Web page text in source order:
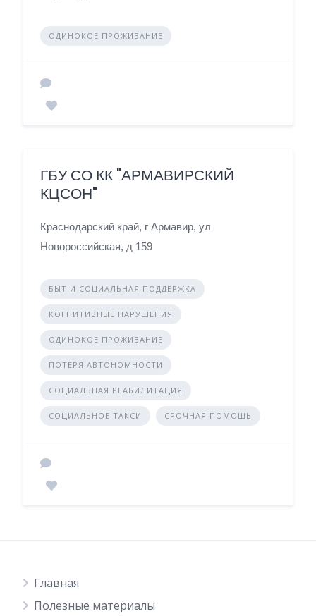
ОДИНОКОЕ ПРОЖИВАНИЕ
ГБУ СО КК "АРМАВИРСКИЙ
КЦСОН"
Краснодарский край, г Армавир, ул
Новороссийская, д 159
БЫТ И СОЦИАЛЬНАЯ ПОДДЕРЖКА
КОГНИТИВНЫЕ НАРУШЕНИЯ
ОДИНОКОЕ ПРОЖИВАНИЕ
ПОТЕРЯ АВТОНОМНОСТИ
СОЦИАЛЬНАЯ РЕАБИЛИТАЦИЯ
СОЦИАЛЬНОЕ ТАКСИ СРОЧНАЯ ПОМОЩЬ
Главная
Полезные материалы